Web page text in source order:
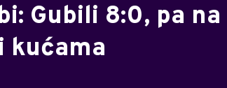
Gubili 8:0, pa na
kućama